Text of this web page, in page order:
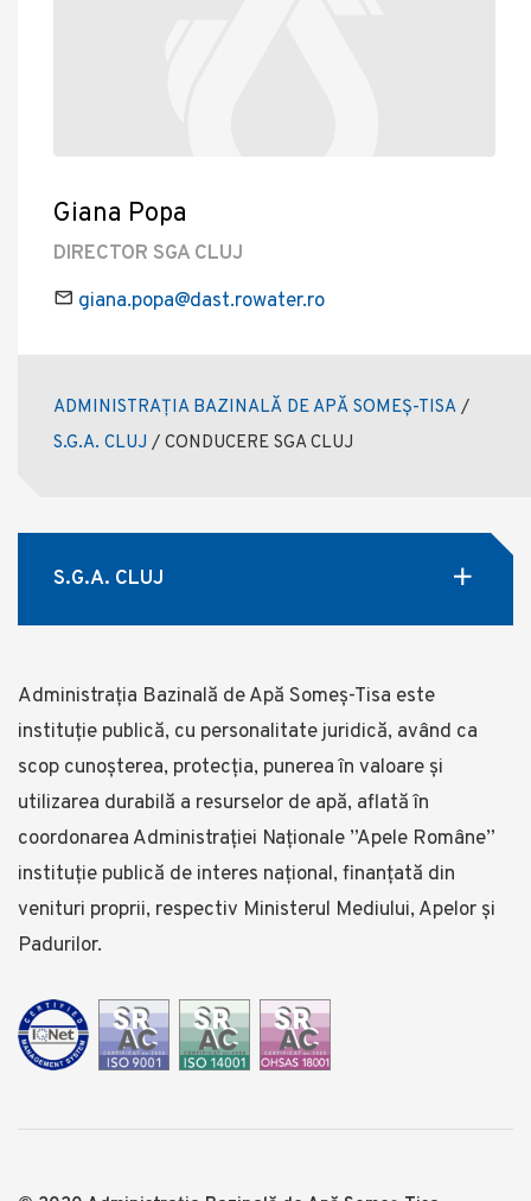
Giana Popa
DIRECTOR SGA CLUJ
giana.popa@dast.rowater.ro
ADMINISTRAȚIA BAZINALĂ DE APĂ SOMEȘ-TISA /
S.G.A. CLUJ / CONDUCERE SGA CLUJ
S.G.A. CLUJ
Administrația Bazinală de Apă Someş-Tisa este
instituţie publică, cu personalitate juridică, având ca
scop cunoşterea, protecţia, punerea în valoare şi
utilizarea durabilă a resurselor de apă, aflată în
coordonarea Administraţiei Naționale ”Apele Române”
instituție publică de interes național, finanţată din
venituri proprii, respectiv Ministerul Mediului, Apelor și
Padurilor.